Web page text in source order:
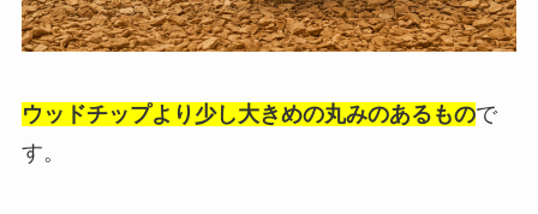
ウッドチップより少し大きめの丸みのあるもので
す。